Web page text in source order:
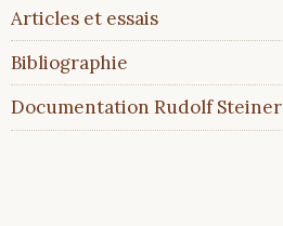
Articles et essais
Bibliographie
Documentation Rudolf Steiner